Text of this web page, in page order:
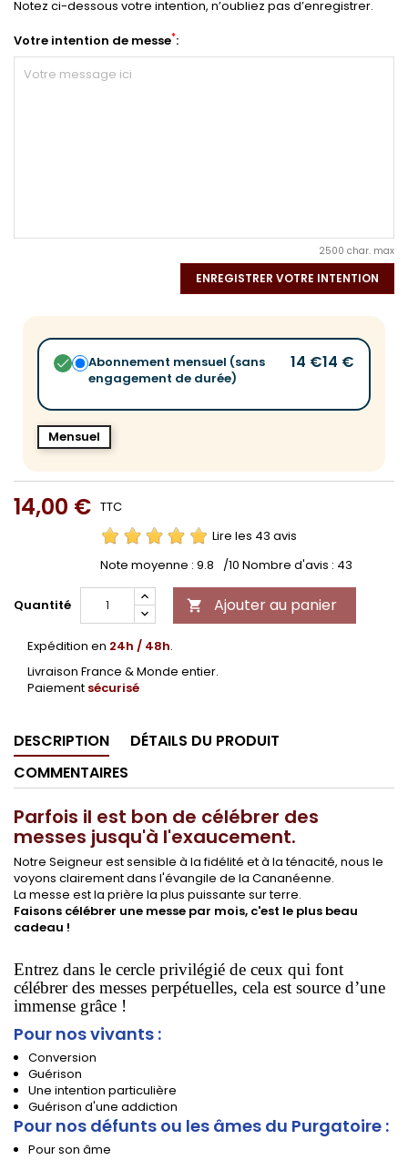
Notez ci-dessous votre intention, n’oubliez pas d’enregistrer.
Votre intention de messe*:
2500 char. max
ENREGISTRER VOTRE INTENTION
Abonnement mensuel (sans
engagement de durée)
14 €14 €
Mensuel
14,00 € TTC
Lire les 43 avis
Note moyenne : 9.8 /10 Nombre d'avis : 43
Quantité  Ajouter au panier
Expédition en 24h / 48h.
Livraison France & Monde entier.
Paiement sécurisé
DESCRIPTION
DÉTAILS DU PRODUIT
COMMENTAIRES
Parfois il est bon de célébrer des
messes jusqu'à l'exaucement.
Notre Seigneur est sensible à la fidélité et à la ténacité, nous le
voyons clairement dans l'évangile de la Cananéenne.
La messe est la prière la plus puissante sur terre.
Faisons célébrer une messe par mois, c'est le plus beau
cadeau !
Entrez dans le cercle privilégié de ceux qui font
célébrer des messes perpétuelles, cela est source d’une
immense grâce !
Pour nos vivants :
Conversion
Guérison
Une intention particulière
Guérison d'une addiction
Pour nos défunts ou les âmes du Purgatoire :
Pour son âme